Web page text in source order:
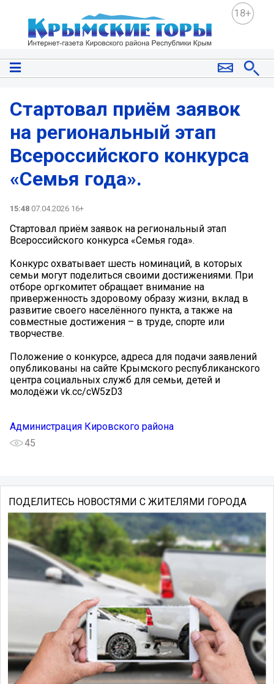
18+
Стартовал приём заявок
на региональный этап
Всероссийского конкурса
«Семья года».
15:48 07.04.2026 16+
Стартовал приём заявок на региональный этап
Всероссийского конкурса «Семья года».
Конкурс охватывает шесть номинаций, в которых
семьи могут поделиться своими достижениями. При
отборе оргкомитет обращает внимание на
приверженность здоровому образу жизни, вклад в
развитие своего населённого пункта, а также на
совместные достижения – в труде, спорте или
творчестве.
Положение о конкурсе, адреса для подачи заявлений
опубликованы на сайте Крымского республиканского
центра социальных служб для семьи, детей и
молодёжи vk.cc/cW5zD3
Администрация Кировского района
45
ПОДЕЛИТЕСЬ НОВОСТЯМИ С ЖИТЕЛЯМИ ГОРОДА